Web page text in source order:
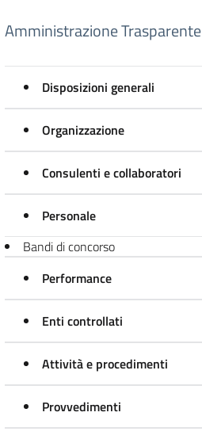
Amministrazione Trasparente
Disposizioni generali
Organizzazione
Consulenti e collaboratori
Personale
Bandi di concorso
Performance
Enti controllati
Attività e procedimenti
Provvedimenti